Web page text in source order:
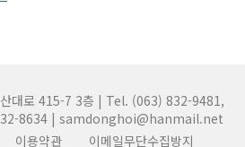
산대로 415-7 3층 | Tel. (063) 832-9481,
8634 | samdonghoi@hanmail.net
이용약관 이메일무단수집방지